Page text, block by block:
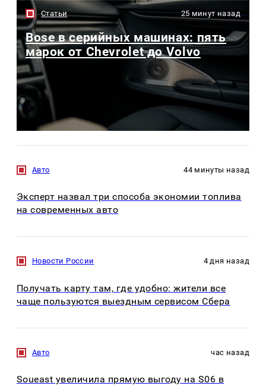
Статьи 25 минут назад
Bose в серийных машинах: пять
марок от Chevrolet до Volvo
Авто 44 минуты назад
Эксперт назвал три способа экономии топлива
на современных авто
Новости России 4 дня назад
Получать карту там, где удобно: жители все
чаще пользуются выездным сервисом Сбера
Авто час назад
Soueast увеличила прямую выгоду на S06 в